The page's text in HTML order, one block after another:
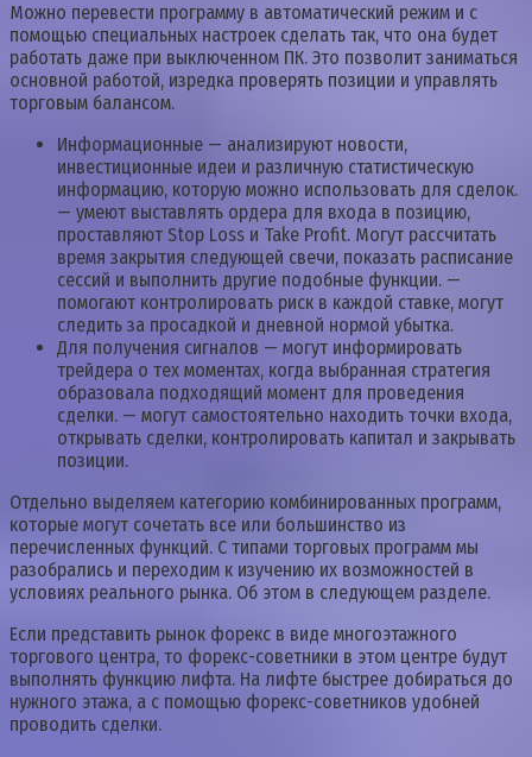
Можно перевести программу в автоматический режим и с
помощью специальных настроек сделать так, что она будет
работать даже при выключенном ПК. Это позволит заниматься
основной работой, изредка проверять позиции и управлять
торговым балансом.
Информационные — анализируют новости,
инвестиционные идеи и различную статистическую
информацию, которую можно использовать для сделок.
— умеют выставлять ордера для входа в позицию,
проставляют Stop Loss и Take Profit. Могут рассчитать
время закрытия следующей свечи, показать расписание
сессий и выполнить другие подобные функции. —
помогают контролировать риск в каждой ставке, могут
следить за просадкой и дневной нормой убытка.
Для получения сигналов — могут информировать
трейдера о тех моментах, когда выбранная стратегия
образовала подходящий момент для проведения
сделки. — могут самостоятельно находить точки входа,
открывать сделки, контролировать капитал и закрывать
позиции.
Отдельно выделяем категорию комбинированных программ,
которые могут сочетать все или большинство из
перечисленных функций. С типами торговых программ мы
разобрались и переходим к изучению их возможностей в
условиях реального рынка. Об этом в следующем разделе.
Если представить рынок форекс в виде многоэтажного
торгового центра, то форекс-советники в этом центре будут
выполнять функцию лифта. На лифте быстрее добираться до
нужного этажа, а с помощью форекс-советников удобней
проводить сделки.